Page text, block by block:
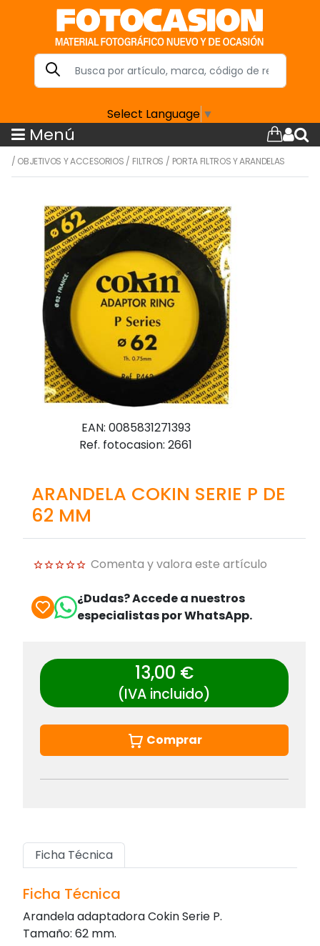
Select Language ▼
Menú
/ OBJETIVOS Y ACCESORIOS / FILTROS / PORTA FILTROS Y ARANDELAS
EAN: 0085831271393
Ref. fotocasion: 2661
ARANDELA COKIN SERIE P DE
62 MM
Comenta y valora este artículo
¿Dudas? Accede a nuestros
especialistas por WhatsApp.
13,00 €
(IVA incluido)
Comprar
Ficha Técnica
Ficha Técnica
Arandela adaptadora Cokin Serie P.
Tamaño: 62 mm.